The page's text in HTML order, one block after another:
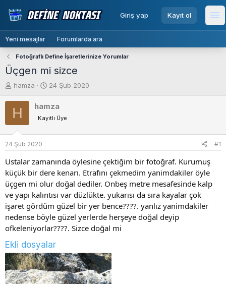
Giriş yap Kayıt ol menu
Yeni mesajlar Forumlarda ara
Fotoğraflı Define İşaretlerinize Yorumlar
Üçgen mi sizce
K
b
y
u
b
a
ş
a
a
n
hamza
B
ş
n
ı
ç
t
i
h
i
24 Şub 2020
H hamza
Kayıtlı Üye
24 Şub 2020 #1
Ustalar zamanında öylesine çektiğim bir fotoğraf. Kurumuş
küçük bir dere kenarı. Etrafını çekmedim yanimdakiler öyle
üçgen mi olur doğal dediler. Onbeş metre mesafesinde kalp
ve yapı kalıntısı var düzlükte. yukarısı da sıra kayalar çok
işaret gördüm güzel bir yer bence????. yanlız yanimdakiler
nedense böyle güzel yerlerde herşeye doğal deyip
ofkeleniyorlar????. Sizce doğal mi
Ekli dosyalar